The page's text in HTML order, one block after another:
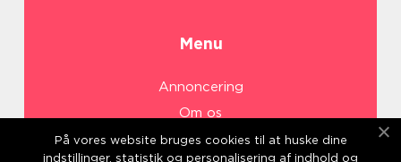
Menu
Annoncering
Om os
Cookies
På vores website bruges cookies til at huske dine
indstillinger, statistik og personalisering af indhold og